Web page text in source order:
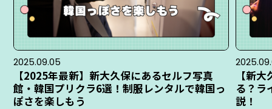
2025.09.05
【2025年最新】新大久保にあるセルフ写真
館・韓国プリクラ6選！制服レンタルで韓国っ
ぽさを楽しもう
【新
る？ラ
説！